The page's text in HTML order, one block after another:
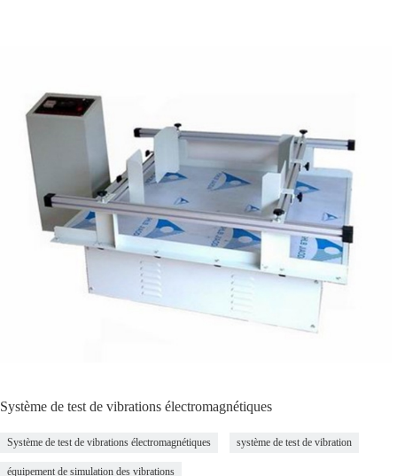
Système de test de vibrations électromagnétiques
Système de test de vibrations électromagnétiques système de test de vibration
équipement de simulation des vibrations